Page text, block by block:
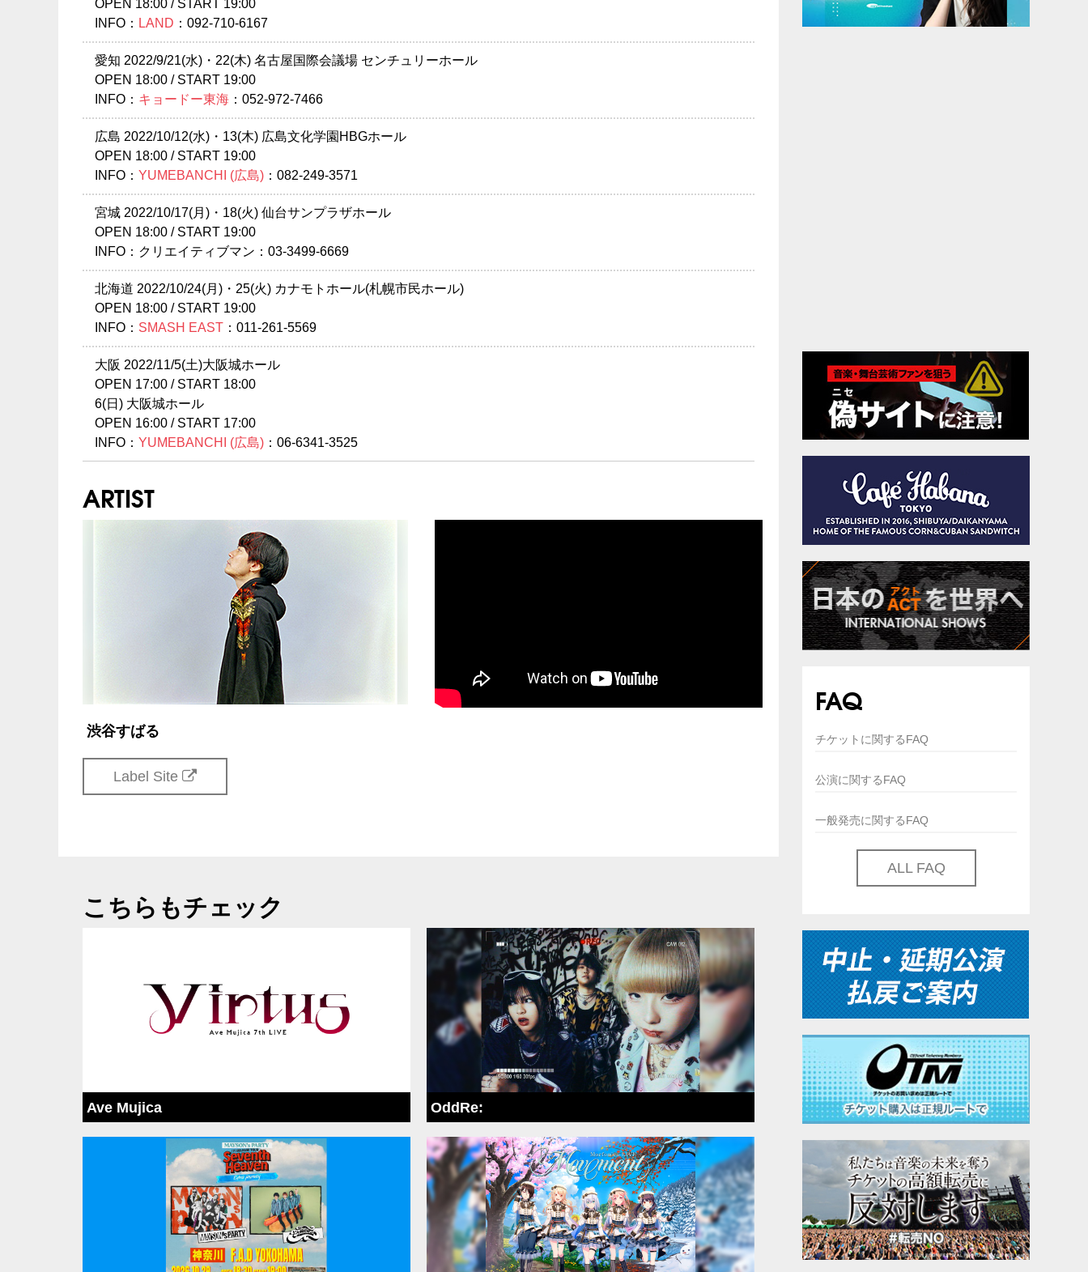
チケット ￥7,800（全席指定/税込）
チケット発売日 8/6(土)10:00am～
プレイガイド
イープラス
ローソンチケット
チケットぴあ
※WEBのみの受付となります
注意事項 ※ 公演注意事項
●感染症予防対策に関して
行政機関の指導に則り、公演を行います。 入場時に検温を行います。(37.5度以上のお
動交通費等諸経費の払戻は致しません。) 新型コロナウイルス接触確認アプリ(COCOA)
のインストールをお願い致します。遅くとも、公演2週間前にはインストールを行って
ください。 後日、会場内に感染者が確認された場合、保健所等公的機関にお客様の情報
を事前の告知・承諾なく提供する場合がございますので、予めご了承ください。 会場内
外問わずマスクは常に着用をお願い致します。
公演中は下記事項を禁止とさせていただきます。
飲食
海外在住者の方
公演日より過去10日以内に新型コロナウイルス感染症が陽性になった方
公演日より過去10日以内に新型コロナウイルス感染者との濃厚接触がある方
公演日より過去10日以内に同居家族や身近な知人に感染の疑われる方がいる方
公演日より過去10日以内に感染が引き続き拡大している国・地域への訪問歴がある方
プレゼント(お手紙・お祝い花・スタンド花含む)の受け取りはお断りいたします。
公演終了後は、混雑緩和のため規制退場を行わせていただきます。
●公演当日に関して
お客様の安全を第一に考え、防犯上、手荷物検査や手荷物一時預かりをさせて頂く場合
ますのであらかじめご了承ください。
第三者へチケットを転売または譲渡する行為は、目的・理由に関わらず一切禁止してお
ります。 不正購入が発覚した場合や、ご本人確認が出来なかった場合には、ご入場をお
断りさせていただきます。その際、チケット代の返金には応じかねますので予めご了承
ください。 また、正規の方法以外でのチケット売買等によるトラブルに関して責任を負
いかねますので。必ず正規の方法で入手いただきますようお願い致します。 4歳以上は
※3歳以下は保護者1名につき1名までの膝上での観覧無料です(座席が必要な場合はチケ
ットをご購入ください)。 お子様の会場における安全責任は、同行保護者の方に負って
い。
記載の年齢制限は、公演当日の年齢に準じます。
●そのほか
車いすでご来場の場合は、車いす用の観覧スペースにご案内致します。同伴者が必要な
場合は、同伴者もチケットが必要です。 観覧スペース確保のため、チケットをご購入頂
きましたら、遅くとも公演の1週間前までに、SCHEDULEに記載の各公演のお問い合わ
OPEN 18:00 / START 19:00
INFO： LAND ：092-710-6167
愛知 2022/9/21(水)・22(木) 名古屋国際会議場 センチュリーホール
OPEN 18:00 / START 19:00
INFO： キョードー東海 ：052-972-7466
広島 2022/10/12(水)・13(木) 広島文化学園HBGホール
OPEN 18:00 / START 19:00
INFO： YUMEBANCHI (広島) ：082-249-3571
宮城 2022/10/17(月)・18(火) 仙台サンプラザホール
OPEN 18:00 / START 19:00
INFO：クリエイティブマン：03-3499-6669
北海道 2022/10/24(月)・25(火) カナモトホール(札幌市民ホール)
OPEN 18:00 / START 19:00
INFO： SMASH EAST ：011-261-5569
大阪 2022/11/5(土)大阪城ホール
OPEN 17:00 / START 18:00
6(日) 大阪城ホール
OPEN 16:00 / START 17:00
INFO： YUMEBANCHI (広島) ：06-6341-3525
ARTIST
渋谷すばる
Label Site
こちらもチェック
Ave Mujica OddRe:
FAQ
チケットに関するFAQ
公演に関するFAQ
一般発売に関するFAQ
ALL FAQ